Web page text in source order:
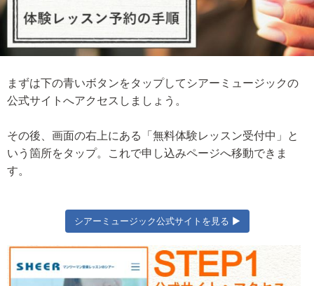
まずは下の青いボタンをタップしてシアーミュージックの
公式サイトへアクセスしましょう。
その後、画面の右上にある「無料体験レッスン受付中」と
いう箇所をタップ。これで申し込みページへ移動できま
す。
シアーミュージック公式サイトを見る ▶